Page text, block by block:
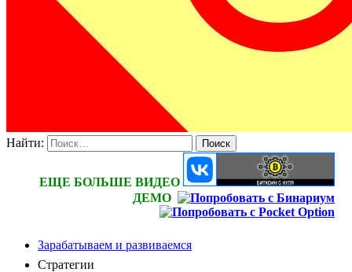
Найти:
ЕЩЕ БОЛЬШЕ ВИДЕО
ДЕМО
Зарабатываем и развиваемся
Стратегии